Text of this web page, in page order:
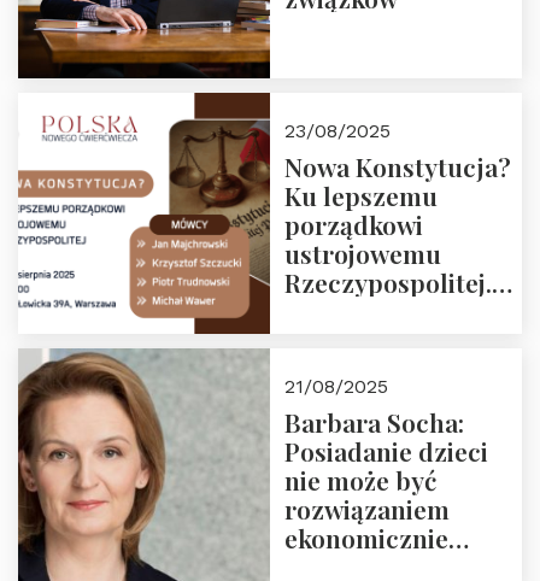
23/08/2025
Nowa Konstytucja?
Ku lepszemu
porządkowi
ustrojowemu
Rzeczypospolitej.
Nowego
Ćwierćwiecza”
21/08/2025
Barbara Socha:
Posiadanie dzieci
nie może być
rozwiązaniem
ekonomicznie